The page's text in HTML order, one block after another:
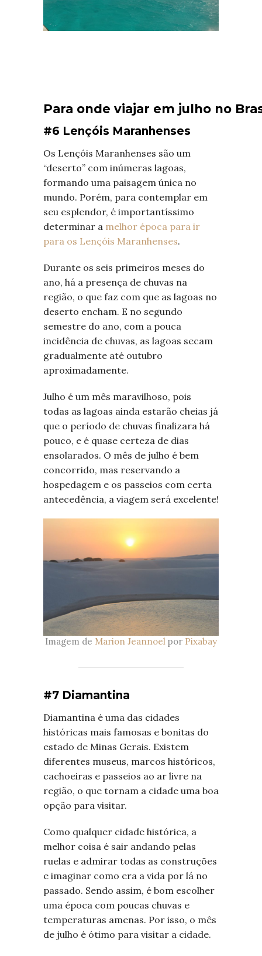
Para onde viajar em julho no
#6 Lençóis Maranhenses
Os Lençóis Maranhenses são um
“deserto” com inúmeras lagoas,
formando uma paisagem única no
mundo. Porém, para contemplar em
seu esplendor, é importantíssimo
determinar a melhor época para ir
para os Lençóis Maranhenses.
Durante os seis primeiros meses do
ano, há a presença de chuvas na
região, o que faz com que as lagoas no
deserto encham. E no segundo
semestre do ano, com a pouca
incidência de chuvas, as lagoas secam
gradualmente até outubro
aproximadamente.
Julho é um mês maravilhoso, pois
todas as lagoas ainda estarão cheias já
que o período de chuvas finalizara há
pouco, e é quase certeza de dias
ensolarados. O mês de julho é bem
concorrido, mas reservando a
hospedagem e os passeios com certa
antecedência, a viagem será excelente!
Imagem de Marion Jeannoel por Pixabay
#7 Diamantina
Diamantina é uma das cidades
históricas mais famosas e bonitas do
estado de Minas Gerais. Existem
diferentes museus, marcos históricos,
cachoeiras e passeios ao ar livre na
região, o que tornam a cidade uma boa
opção para visitar.
Como qualquer cidade histórica, a
melhor coisa é sair andando pelas
ruelas e admirar todas as construções
e imaginar como era a vida por lá no
passado. Sendo assim, é bom escolher
uma época com poucas chuvas e
temperaturas amenas. Por isso, o mês
de julho é ótimo para visitar a cidade.